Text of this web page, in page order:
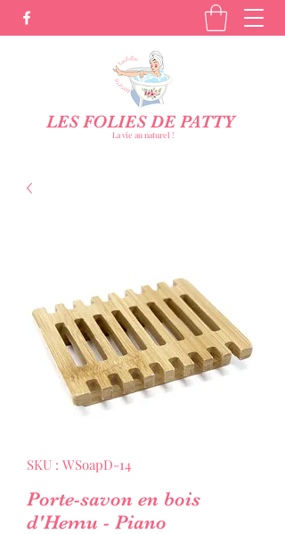
LES FOLIES DE PATTY
La vie au naturel !
SKU : WSoapD-14
Porte-savon en bois
d'Hemu - Piano